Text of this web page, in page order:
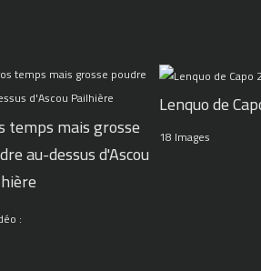
temps mais grosse
au-dessus d'Ascou
:
Lenquo de
18 Images